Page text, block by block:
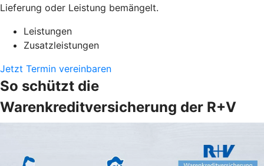
Lieferung oder Leistung bemängelt.
Leistungen
Zusatzleistungen
Jetzt Termin vereinbaren
So schützt die
Warenkreditversicherung der R+V